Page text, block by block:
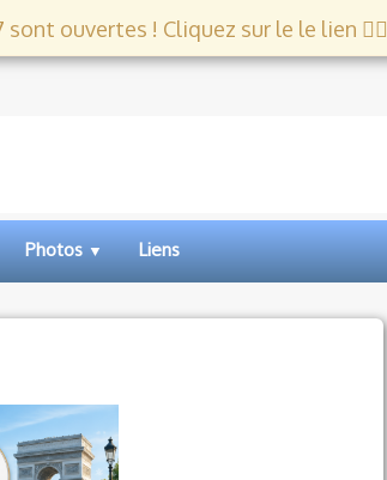
ouvertes ! Cliquez sur le le lien 👇🏻
Photos ▼ Liens